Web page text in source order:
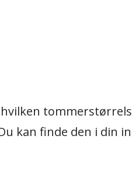
kan finde den i din